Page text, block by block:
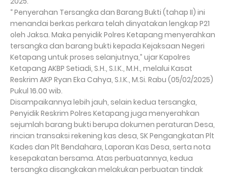
“ Penyerahan Tersangka dan Barang Bukti (tahap II) ini
menandai berkas perkara telah dinyatakan lengkap P21
oleh Jaksa. Maka penyidik Polres Ketapang menyerahkan
tersangka dan barang bukti kepada Kejaksaan Negeri
Ketapang untuk proses selanjutnya,” ujar Kapolres
Ketapang AKBP Setiadi, S.H., S.I.K., M.H., melalui Kasat
Reskrim AKP Ryan Eka Cahya, S.I.K., M.Si. Rabu (05/02/2025)
Pukul 16.00 wib.
Disampaikannya lebih jauh, selain kedua tersangka,
Penyidik Reskrim Polres Ketapang juga menyerahkan
sejumlah barang bukti berupa dokumen peraturan Desa,
rincian transaksi rekening kas desa, SK Pengangkatan Plt
Kades dan Plt Bendahara, Laporan Kas Desa, serta nota
kesepakatan bersama. Atas perbuatannya, kedua
tersangka disangkakan melakukan perbuatan tindak